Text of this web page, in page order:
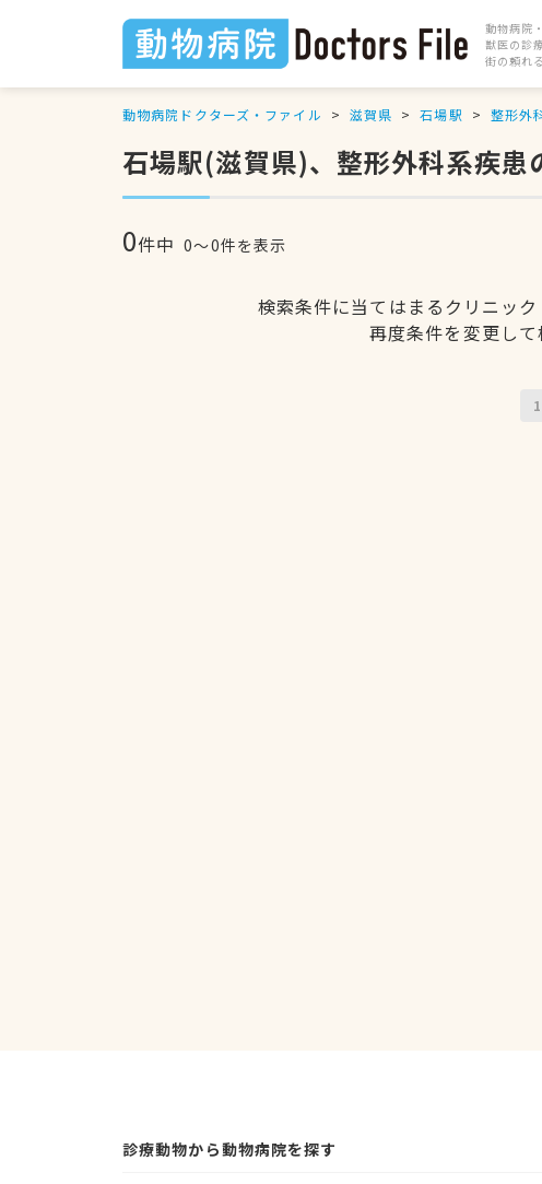
動物病院
獣医の診
街の頼れ
動物病院ドクターズ・ファイル 滋賀県 石場駅 整形外
石場駅(滋賀県)、整形外科系疾患
0件中 0〜0件を表示
検索条件に当てはまるクリニッ
再度条件を変更して
1
診療動物から動物病院を探す